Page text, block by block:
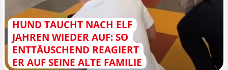
HUND TAUCHT NACH ELF
JAHREN WIEDER AUF: SO
ENTTÄUSCHEND REAGIERT
ER AUF SEINE ALTE FAMILIE